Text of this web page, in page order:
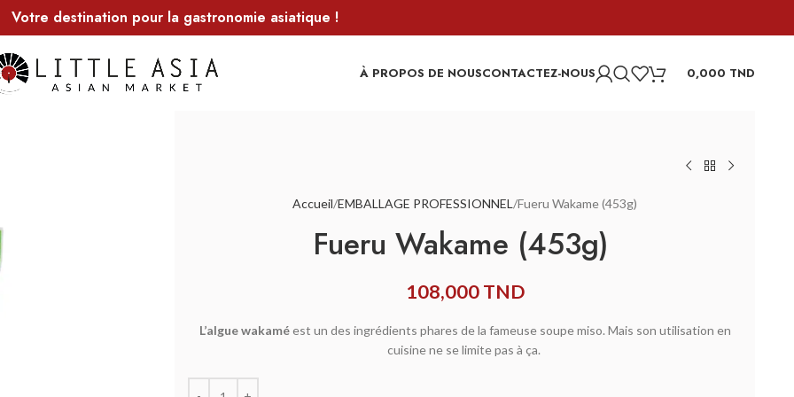
Votre destination pour la gastronomie asiatique !
À PROPOS DE NOUSCONTACTEZ-NOUS 0,000 TND
Accueil EMBALLAGE PROFESSIONNEL Fueru Wakame (453g)
Fueru Wakame (453g)
108,000TND
L’algue wakaméest un des ingrédients phares de la fameuse soupe miso. Mais son utilisation en
cuisine ne se limite pas à ça.